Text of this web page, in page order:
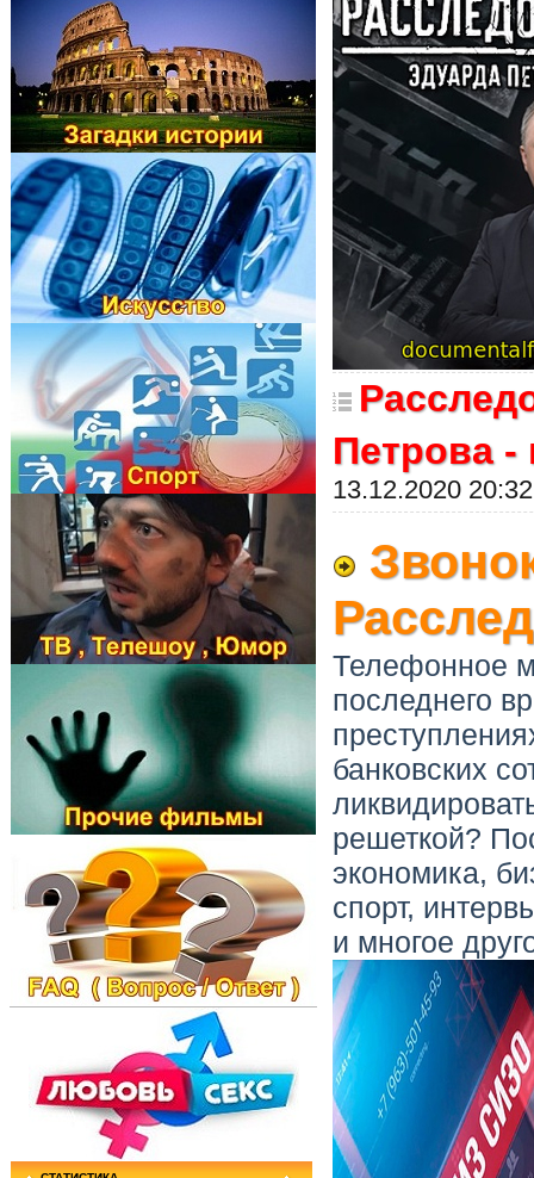
Петрова -
13.12.2020 20:32
Телефонное
последнего
банковских
решеткой?
экономика,
спорт,
и многое